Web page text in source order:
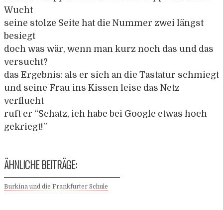
Wucht
seine stolze Seite hat die Nummer zwei längst
besiegt
doch was wär, wenn man kurz noch das und das
versucht?
das Ergebnis: als er sich an die Tastatur schmiegt
und seine Frau ins Kissen leise das Netz
verflucht
ruft er “Schatz, ich habe bei Google etwas hoch
gekriegt!”
ÄHNLICHE BEITRÄGE:
Burkina und die Frankfurter Schule